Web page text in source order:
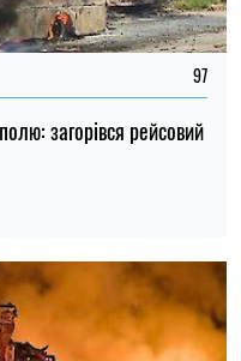
97
загорівся рейсовий